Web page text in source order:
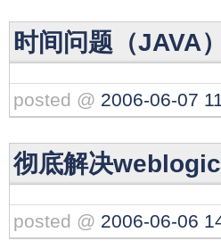
时间问题（JAVA
posted @ 2006-06-07
彻底解决
posted @ 2006-06-06